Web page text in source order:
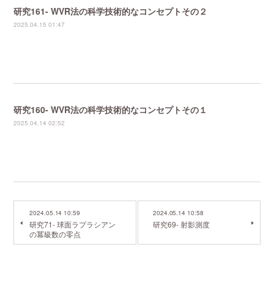
研究161- WVR法の科学技術的なコンセプトその２
2025.04.15 01:47
研究160- WVR法の科学技術的なコンセプトその１
2025.04.14 02:52
2024.05.14 10:59
研究71- 球面ラプラシアン
の冪級数の零点
2024.05.14 10:58
研究69- 射影測度